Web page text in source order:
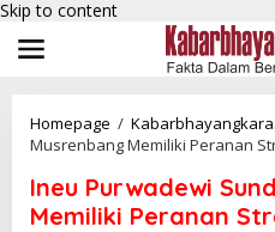
Skip to content
Homepage /
Musrenbang Memiliki Peranan
Ineu Purwadewi
Memiliki Peranan